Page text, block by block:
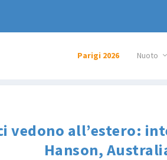
Parigi 2026 Nuoto
vedono all’estero:
Hanson,